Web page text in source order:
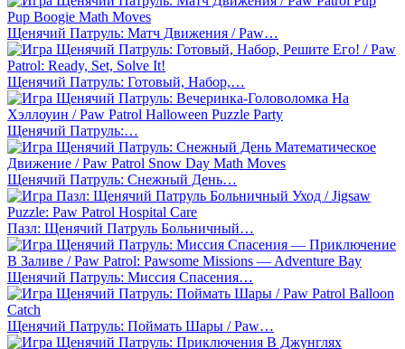
Щенячий Патруль: Матч Движения / Paw…
Щенячий Патруль: Готовый, Набор,…
Щенячий Патруль:…
Щенячий Патруль: Снежный День…
Пазл: Щенячий Патруль Больничный…
Щенячий Патруль: Миссия Спасения…
Щенячий Патруль: Поймать Шары / Paw…